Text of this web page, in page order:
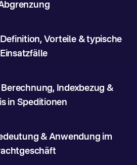
Vorteile & typische
Einsatzfälle
Indexbezug &
in Speditionen
& Anwendung im